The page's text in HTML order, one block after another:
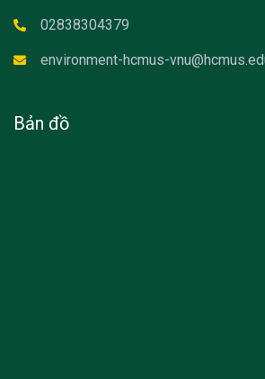
02838304379
environment-hcmus-
Bản đồ